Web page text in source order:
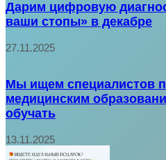
Дарим цифровую
ваши стопы» в декабре
27.11.2025
Мы ищем специалистов
медицинским
обучать
13.11.2025